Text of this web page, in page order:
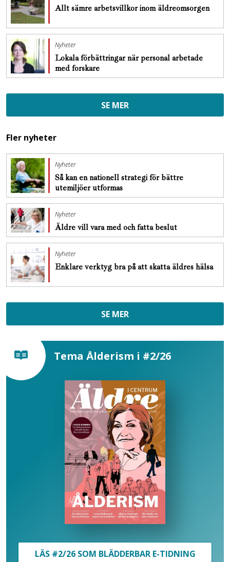
Allt sämre arbetsvillkor inom äldreomsorgen
Nyheter
Lokala förbättringar när personal arbetade
med forskare
SE MER
Fler nyheter
Nyheter
Så kan en nationell strategi för bättre
utemiljöer utformas
Nyheter
Äldre vill vara med och fatta beslut
Nyheter
Enklare verktyg bra på att skatta äldres hälsa
SE MER
Tema Ålderism i #2/26
LÄS #2/26 SOM BLÄDDERBAR E-TIDNING